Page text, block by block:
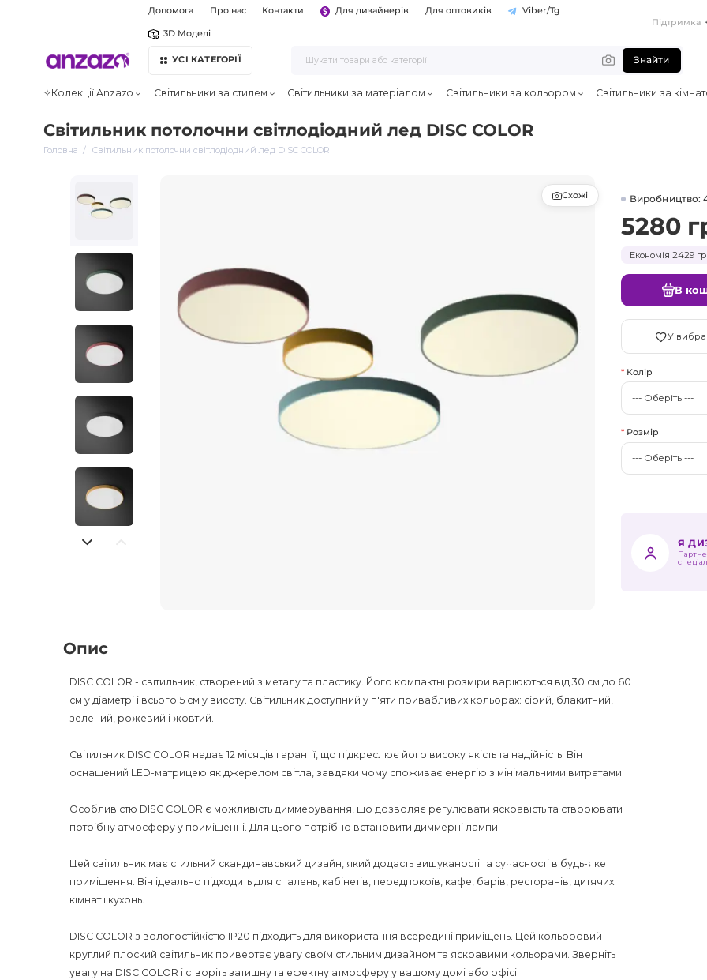
Допомога Про нас Контакти Для дизайнерів Для оптовиків Viber/Tg
3D Моделі
Підтримка
УСІ КАТЕГОРІЇ Знайти
✧Колекції Anzazo Світильники за стилем Світильники за матеріалом Світильники за кольором Світильники за
Світильник потолочни світлодіодний лед DISC COLOR
Головна Світильник потолочни світлодіодний лед DISC COLOR
Схожі Виробництво:
5280
Економія 2429
В
У
Колір
Розмір
Я
Опис
DISC COLOR - світильник, створений з металу та пластику. Його компактні розміри варіюються від 30 см до 60
см у діаметрі і всього 5 см у висоту. Світильник доступний у п'яти привабливих кольорах: сірий, блакитний,
зелений, рожевий і жовтий.
Світильник DISC COLOR надає 12 місяців гарантії, що підкреслює його високу якість та надійність. Він
оснащений LED-матрицею як джерелом світла, завдяки чому споживає енергію з мінімальними витратами.
Особливістю DISC COLOR є можливість диммерування, що дозволяє регулювати яскравість та створювати
потрібну атмосферу у приміщенні. Для цього потрібно встановити диммерні лампи.
Цей світильник має стильний скандинавський дизайн, який додасть вишуканості та сучасності в будь-яке
приміщення. Він ідеально підходить для спалень, кабінетів, передпокоїв, кафе, барів, ресторанів, дитячих
кімнат і кухонь.
DISC COLOR з вологостійкістю IP20 підходить для використання всередині приміщень. Цей кольоровий
круглий плоский світильник привертає увагу своїм стильним дизайном та яскравими кольорами. Зверніть
увагу на DISC COLOR і створіть затишну та ефектну атмосферу у вашому домі або офісі.